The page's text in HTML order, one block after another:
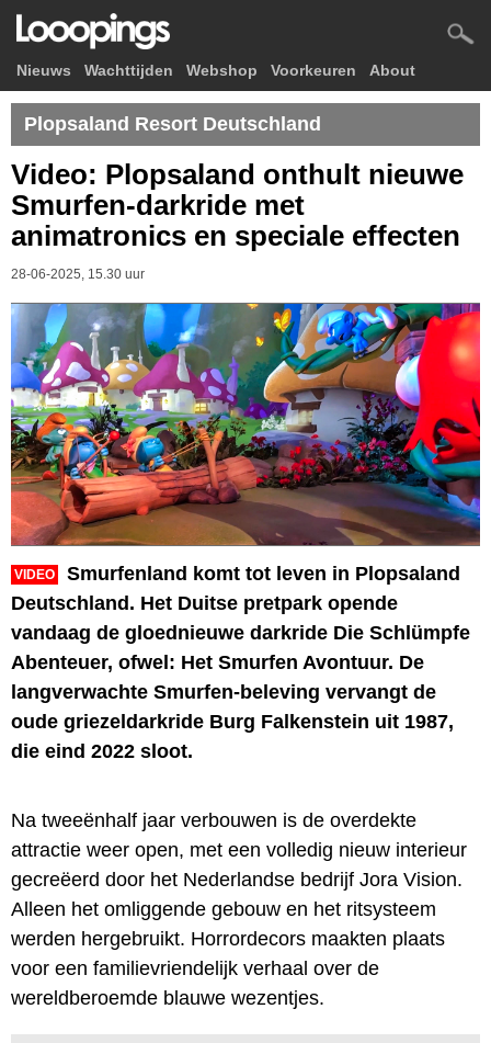
Nieuws Wachttijden Webshop Voorkeuren About
Plopsaland Resort Deutschland
Video: Plopsaland onthult nieuwe
Smurfen-darkride met
animatronics en speciale effecten
28-06-2025, 15.30 uur
VIDEO
Smurfenland komt tot leven in Plopsaland
Deutschland. Het Duitse pretpark opende
vandaag de gloednieuwe darkride Die Schlümpfe
Abenteuer, ofwel: Het Smurfen Avontuur. De
langverwachte Smurfen-beleving vervangt de
oude griezeldarkride Burg Falkenstein uit 1987,
die eind 2022 sloot.
Na tweeënhalf jaar verbouwen is de overdekte
attractie weer open, met een volledig nieuw interieur
gecreëerd door het Nederlandse bedrijf Jora Vision.
Alleen het omliggende gebouw en het ritsysteem
werden hergebruikt. Horrordecors maakten plaats
voor een familievriendelijk verhaal over de
wereldberoemde blauwe wezentjes.